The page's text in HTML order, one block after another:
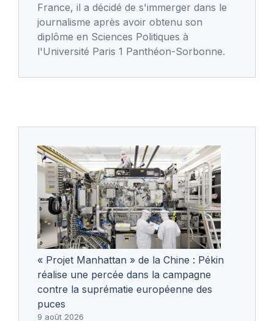
France, il a décidé de s'immerger dans le
journalisme après avoir obtenu son
diplôme en Sciences Politiques à
l'Université Paris 1 Panthéon-Sorbonne.
« Projet Manhattan » de la Chine : Pékin
réalise une percée dans la campagne
contre la suprématie européenne des
puces
9 août 2026